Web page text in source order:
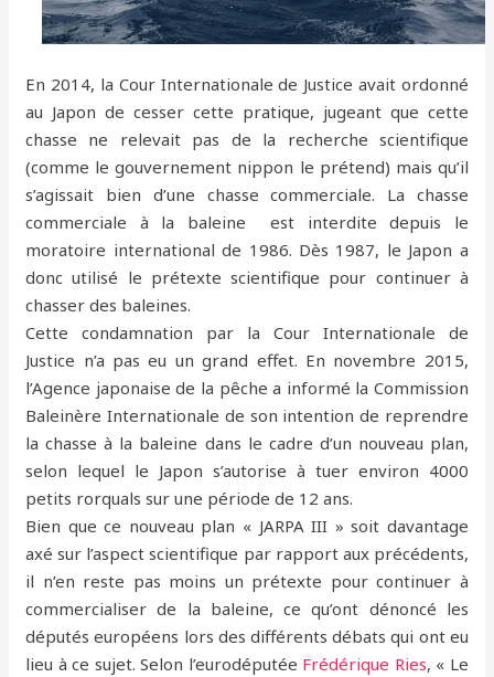
En 2014, la Cour Internationale de Justice avait ordonné
au Japon de cesser cette pratique, jugeant que cette
chasse ne relevait pas de la recherche scientifique
(comme le gouvernement nippon le prétend) mais qu’il
s’agissait bien d’une chasse commerciale. La chasse
commerciale à la baleine est interdite depuis le
moratoire international de 1986. Dès 1987, le Japon a
donc utilisé le prétexte scientifique pour continuer à
chasser des baleines.
Cette condamnation par la Cour Internationale de
Justice n’a pas eu un grand effet. En novembre 2015,
l’Agence japonaise de la pêche a informé la Commission
Baleinère Internationale de son intention de reprendre
la chasse à la baleine dans le cadre d’un nouveau plan,
selon lequel le Japon s’autorise à tuer environ 4000
petits rorquals sur une période de 12 ans.
Bien que ce nouveau plan « JARPA III » soit davantage
axé sur l’aspect scientifique par rapport aux précédents,
il n’en reste pas moins un prétexte pour continuer à
commercialiser de la baleine, ce qu’ont dénoncé les
députés européens lors des différents débats qui ont eu
lieu à ce sujet. Selon l’eurodéputée Frédérique Ries, « Le